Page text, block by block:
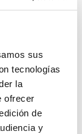
sus
tecnologías
la
ofrecer
de
y
como